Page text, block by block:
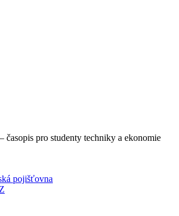
časopis pro studenty techniky a ekonomie